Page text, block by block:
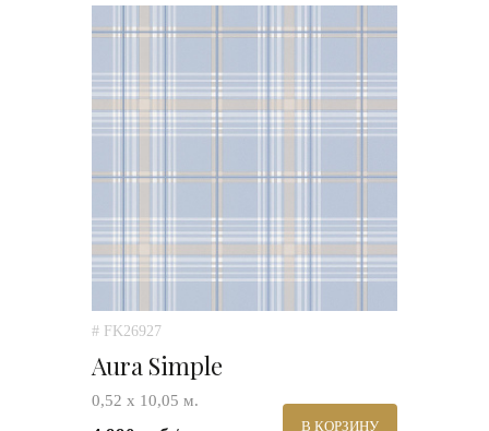
# FK26927
Aura Simple
0,52 х 10,05 м.
В КОРЗИНУ